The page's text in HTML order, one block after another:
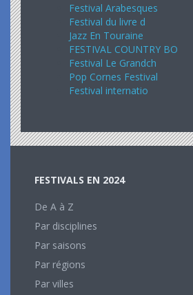
Festival Arabesques
Festival du livre d
Jazz En Touraine
FESTIVAL COUNTRY BO
Festival Le Grandch
Pop Cornes Festival
Festival internatio
FESTIVALS EN 2024
De A à Z
Par disciplines
Par saisons
Par régions
Par villes